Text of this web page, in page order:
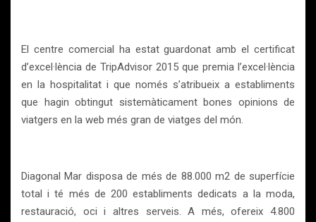
El centre comercial ha estat guardonat amb el certificat
d’excel·lència de TripAdvisor 2015 que premia l’excel·lència
en la hospitalitat i que només s’atribueix a establiments
que hagin obtingut sistemàticament bones opinions de
viatgers en la web més gran de viatges del món.
Diagonal Mar disposa de més de 88.000 m2 de superfície
total i té més de 200 establiments dedicats a la moda,
restauració, oci i altres serveis. A més, ofereix 4.800